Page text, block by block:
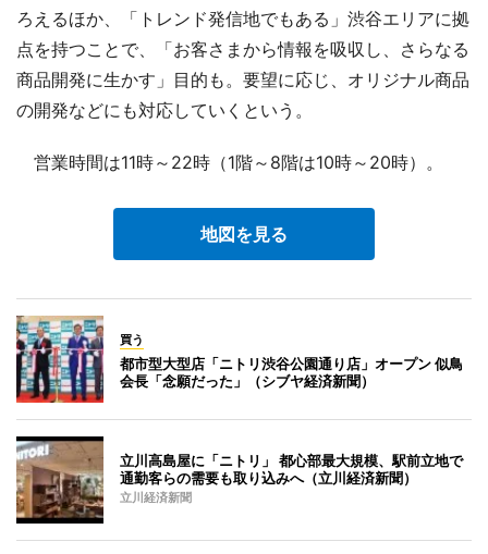
ろえるほか、「トレンド発信地でもある」渋谷エリアに拠
点を持つことで、「お客さまから情報を吸収し、さらなる
商品開発に生かす」目的も。要望に応じ、オリジナル商品
の開発などにも対応していくという。
営業時間は11時～22時（1階～8階は10時～20時）。
地図を見る
買う
都市型大型店「ニトリ渋谷公園通り店」オープン 似鳥
会長「念願だった」（シブヤ経済新聞）
立川高島屋に「ニトリ」 都心部最大規模、駅前立地で
通勤客らの需要も取り込みへ（立川経済新聞）
立川経済新聞